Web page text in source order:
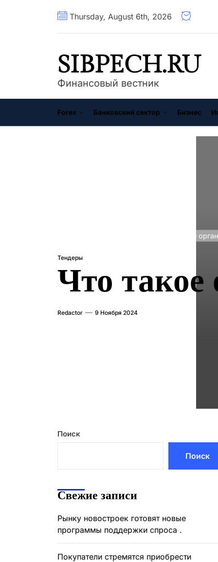
Thursday, August 6th, 2026
SIBPECH.RU
Финансовый вестник
Forex Банковский сектор Бизнес
Что такое
Тендеры
Что такое
Redactor 9 Ноября 2024
Поиск
Поиск
Свежие записи
Рынку новостроек готовят новые
программы поддержки спроса .
Покупатели стремятся приобрести